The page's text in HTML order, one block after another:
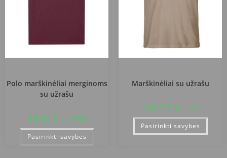
Polo marškinėliai merginoms
su užrašu
18,00 € su PVM
Pasirinkti savybes
Marškinėliai su užrašu
18,00 € su PVM
Pasirinkti savybes